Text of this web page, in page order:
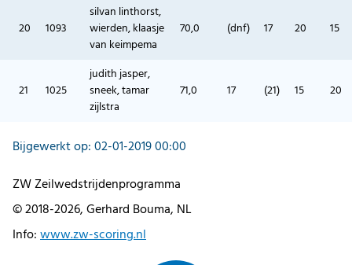
20 1093
silvan linthorst,
wierden, klaasje
van keimpema
70,0 (dnf) 17 20 15
21 1025
judith jasper,
sneek, tamar
zijlstra
71,0 17 (21) 15 20
Bijgewerkt op: 02-01-2019 00:00
ZW Zeilwedstrijdenprogramma
© 2018-2026, Gerhard Bouma, NL
Info:www.zw-scoring.nl